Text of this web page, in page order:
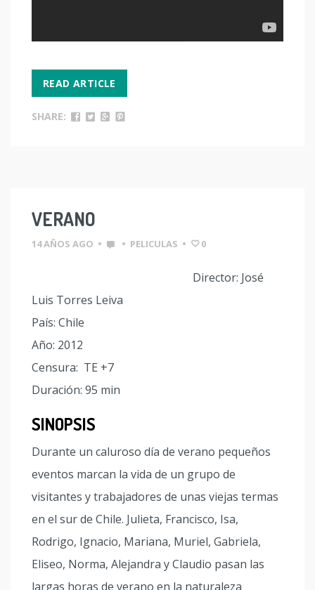
READ ARTICLE
SHARE:
VERANO
14 AÑOS AGO • • PELICULAS • 0
Director: José
Luis Torres Leiva
País: Chile
Año: 2012
Censura: TE +7
Duración: 95 min
SINOPSIS
Durante un caluroso día de verano pequeños
eventos marcan la vida de un grupo de
visitantes y trabajadores de unas viejas termas
en el sur de Chile. Julieta, Francisco, Isa,
Rodrigo, Ignacio, Mariana, Muriel, Gabriela,
Eliseo, Norma, Alejandra y Claudio pasan las
largas horas de verano en la naturaleza